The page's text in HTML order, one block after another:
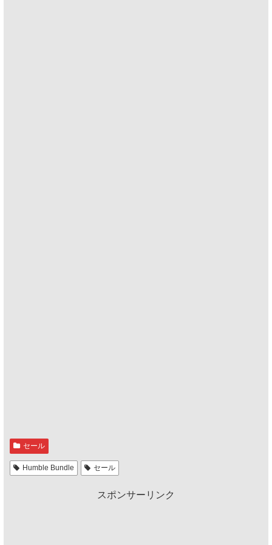
セール
Humble Bundle セール
スポンサーリンク